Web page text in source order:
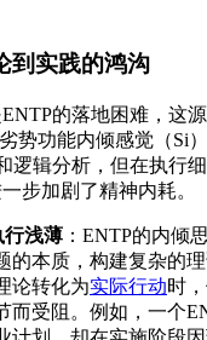
到实践的鸿沟
的落地困难，这
势功能内倾感觉（Si）
逻辑分析，但在执行
步加剧了精神内耗。
行浅薄 ：ENTP的内倾
的本质，构建复杂的理
论转化为实际行动时
而受阻。例如，一个